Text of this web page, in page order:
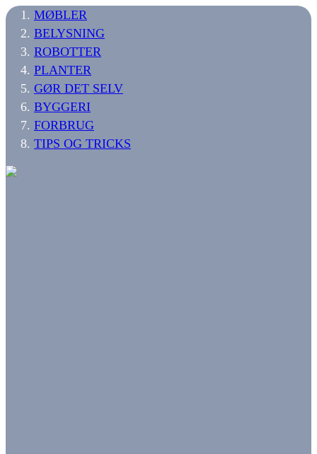
MØBLER
BELYSNING
ROBOTTER
PLANTER
GØR DET SELV
BYGGERI
FORBRUG
TIPS OG TRICKS